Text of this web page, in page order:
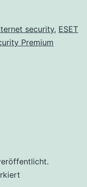
security, ESET
Premium